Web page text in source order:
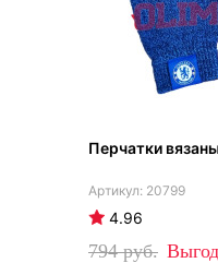
Перчатки
20799
4.96
794